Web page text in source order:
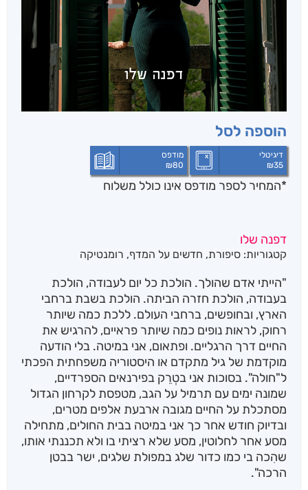
הוספה לסל
דיגיטלי
₪35
מודפס
₪80
*המחיר לספר מודפס אינו כולל משלוח
דפנה שלו
קטגוריות: סיפורת, חדשים על המדף, רומנטיקה
"הייתי אדם שהולך. הולכת כל יום לעבודה, הולכת
בעבודה, הולכת חזרה הביתה. הולכת בשבת ברחבי
הארץ, ובחופשים, ברחבי העולם. ללכת כמה שיותר
רחוק, לראות נופים כמה שיותר פראיים, להרגיש את
החיים דרך הרגליים. ופתאום, אני במיטה. בלי הודעה
מוקדמת של גיל מתקדם או היסטוריה משפחתית הפכתי
ל"חולה". בסוכות אני בטְרֵק בפירנאים הספרדיים,
שמונה ימים עם תרמיל על הגב, מטפסת לקרחון הגדול
מסתכלת על החיים מגובה ארבעת אלפים מטרים,
ובדיוק חודש אחר כך אני במיטה בבית החולים, מתחילה
מסע אחר לחלוטין, מסע שלא רציתי בו ולא תכננתי אותו,
שהִכה בי כמו כדור שלג במפולת שלגים, ישר בבטן
הרכה".